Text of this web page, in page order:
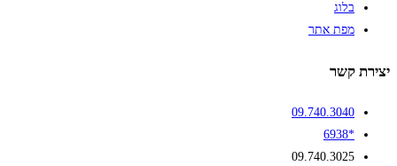
בלוג
מפת אתר
יצירת קשר
09.740.3040
*6938
09.740.3025